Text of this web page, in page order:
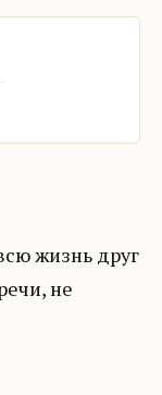
жизнь друг
не